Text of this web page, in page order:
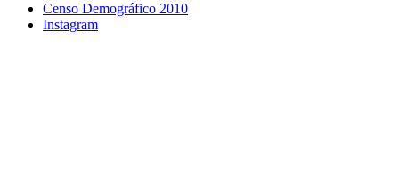
Censo Demográfico 2010
Instagram